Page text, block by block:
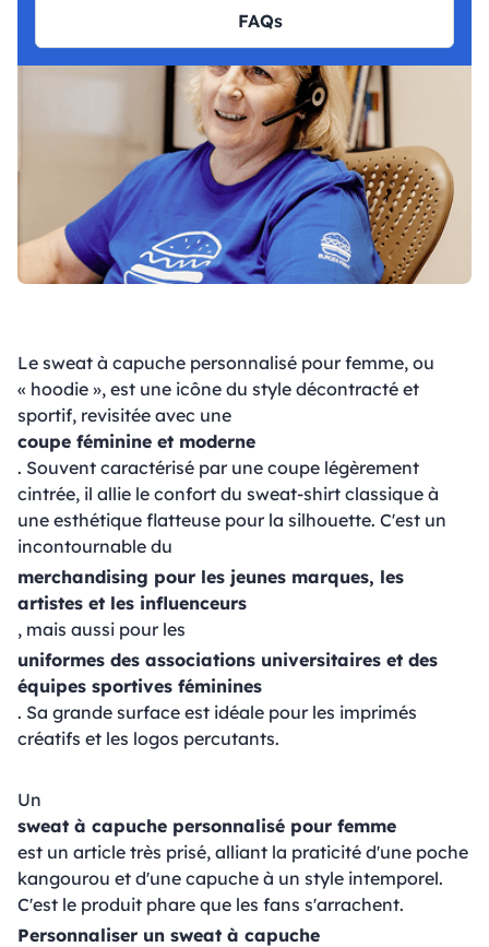
FAQs
Le sweat à capuche personnalisé pour femme, ou
« hoodie », est une icône du style décontracté et
sportif, revisitée avec une
coupe féminine et moderne
. Souvent caractérisé par une coupe légèrement
cintrée, il allie le confort du sweat-shirt classique à
une esthétique flatteuse pour la silhouette. C'est un
incontournable du
merchandising pour les jeunes marques, les
artistes et les influenceurs
, mais aussi pour les
uniformes des associations universitaires et des
équipes sportives féminines
. Sa grande surface est idéale pour les imprimés
créatifs et les logos percutants.
Un
sweat à capuche personnalisé pour femme
est un article très prisé, alliant la praticité d'une poche
kangourou et d'une capuche à un style intemporel.
C'est le produit phare que les fans s'arrachent.
Personnaliser un sweat à capuche